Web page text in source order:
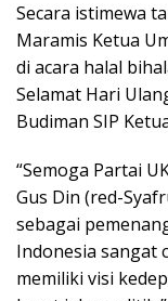
Secara istimewa
Maramis Ketua
di acara halal
Selamat Hari
Budiman SIP
“Semoga Partai
Gus Din (red-
sebagai
Indonesia sangat
memiliki visi